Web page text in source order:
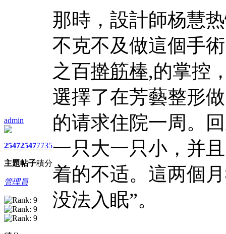
admin
2547
主題
2547
帖子
7735
積分
管理員
那時，設計師杨慧
不克不及做這個手
之百擀筋棒,的掌控
選擇了在芳藝整形
的请求住院一周。
一只大一只小，并
着的不适。這两個
没法入眠”。